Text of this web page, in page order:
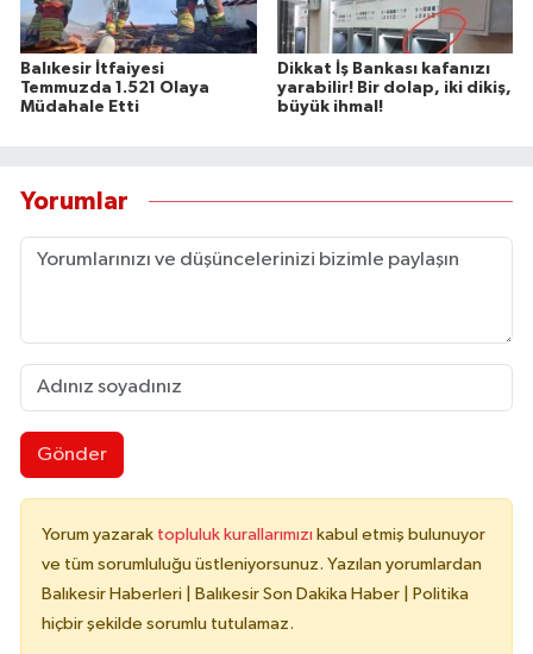
Balıkesir İtfaiyesi
Temmuzda 1.521 Olaya
Müdahale Etti
Dikkat İş Bankası kafanızı
yarabilir! Bir dolap, iki dikiş,
büyük ihmal!
Yorumlar
Gönder
Yorum yazarak topluluk kurallarımızı kabul etmiş bulunuyor
ve tüm sorumluluğu üstleniyorsunuz. Yazılan yorumlardan
Balıkesir Haberleri | Balıkesir Son Dakika Haber | Politika
hiçbir şekilde sorumlu tutulamaz.